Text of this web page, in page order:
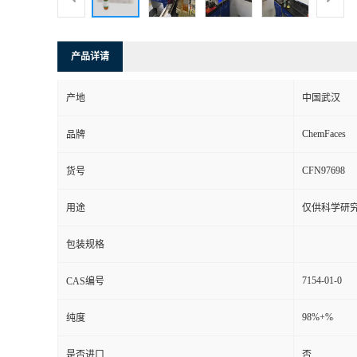
产品详请
产地 中国武汉
品牌 ChemFaces
货号 CFN97698
用途 仅供科学研
包装规格
CAS编号 7154-01-0
纯度 98%+%
是否进口 否